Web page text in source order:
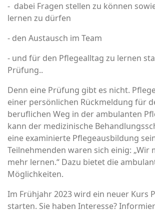
- dabei Fragen stellen zu können
lernen zu dürfen
- den Austausch im Team
- und für den Pflegealltag zu lernen
Prüfung..
Denn eine Prüfung gibt es nicht.
einer persönlichen Rückmeldung für
beruflichen Weg in der ambulanten
kann der medizinische
eine examinierte Pflegeausbildung
Teilnehmenden waren sich einig: „Wir
mehr lernen.“ Dazu bietet die
Möglichkeiten.
Im Frühjahr 2023 wird ein neuer Kurs
starten. Sie haben Interesse?